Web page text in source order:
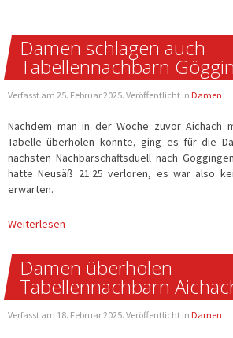
Damen schlagen auch
Tabellennachbarn
Verfasst am 25. Februar 2025. Veröffentlicht in Damen
Nachdem man in der Woche zuvor Aichach
Tabelle überholen konnte, ging es für die
nächsten Nachbarschaftsduell nach
hatte Neusäß 21:25 verloren, es war also
erwarten.
Damen überholen
Tabellennachbarn
Verfasst am 18. Februar 2025. Veröffentlicht in Damen